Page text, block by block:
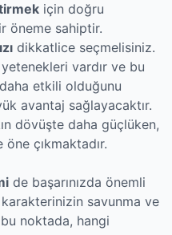
için doğru
öneme sahiptir.
dikkatlice seçmelisiniz.
vardır ve bu
etkili olduğunu
avantaj sağlayacaktır.
dövüşte daha güçlüken,
çıkmaktadır.
de başarınızda önemli
savunma ve
bu noktada, hangi